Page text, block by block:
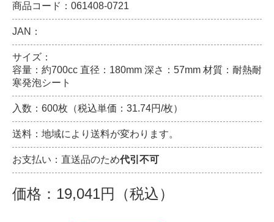
商品コード：061408-0721
JAN：
サイズ：
容量：約700cc 直径：180mm 深さ：57mm 材質：耐熱耐
寒発泡シート
入数：600枚（税込単価：31.74円/枚）
送料：地域により送料が変わります。
お支払い：直送品のため代引不可
価格：19,041円（税込）